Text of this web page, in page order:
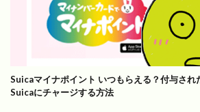
Suicaマイナポイント いつもらえる？付与され
Suicaにチャージする方法